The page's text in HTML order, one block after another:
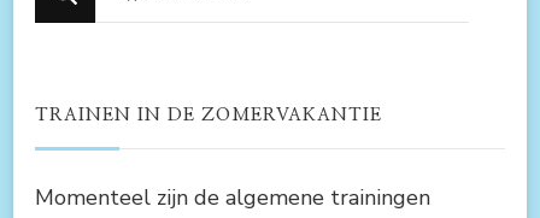
zoek
TRAINEN IN DE ZOMERVAKANTIE
Momenteel zijn de algemene trainingen